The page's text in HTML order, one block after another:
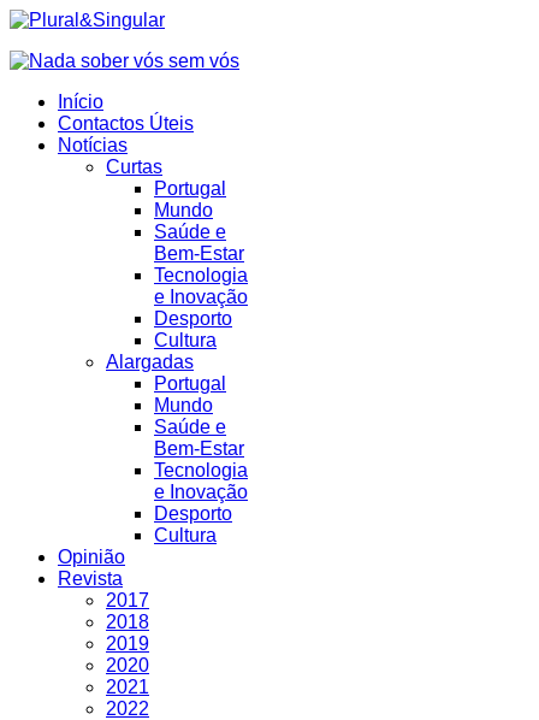
Início
Contactos Úteis
Notícias
Curtas
Portugal
Mundo
Saúde e
Bem-Estar
Tecnologia
e Inovação
Desporto
Cultura
Alargadas
Portugal
Mundo
Saúde e
Bem-Estar
Tecnologia
e Inovação
Desporto
Cultura
Opinião
Revista
2017
2018
2019
2020
2021
2022